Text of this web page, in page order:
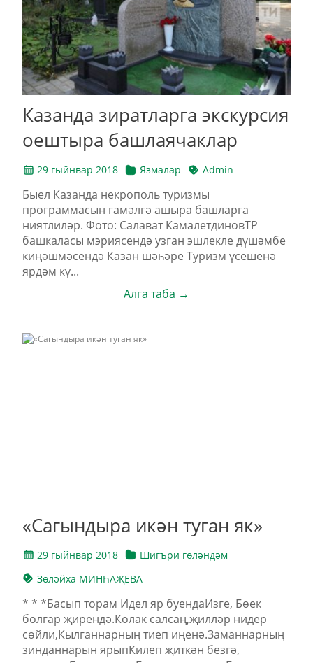
Казанда зиратларга экскурсия
оештыра башлаячаклар
29 гыйнвар 2018 Язмалар Admin
Быел Казанда некрополь туризмы
программасын гамәлгә ашыра башларга
ниятлиләр. Фото: Салават КамалетдиновТР
башкаласы мэриясендә узган эшлекле дүшәмбе
киңәшмәсендә Казан шәһәре Туризм үсешенә
ярдәм кү...
Алга таба →
«Сагындыра икән туган як»
29 гыйнвар 2018
Шигъри гөләндәм
Зөләйха МИНҺАҖЕВА
* * *Басып торам Идел яр буендаИзге, Бөек
болгар җирендә.Колак салсаң,җилләр нидер
сөйли,Кылганнарның тиеп иңенә.Заманнарның
зинданнарын ярыпКилеп җиткән безгә,